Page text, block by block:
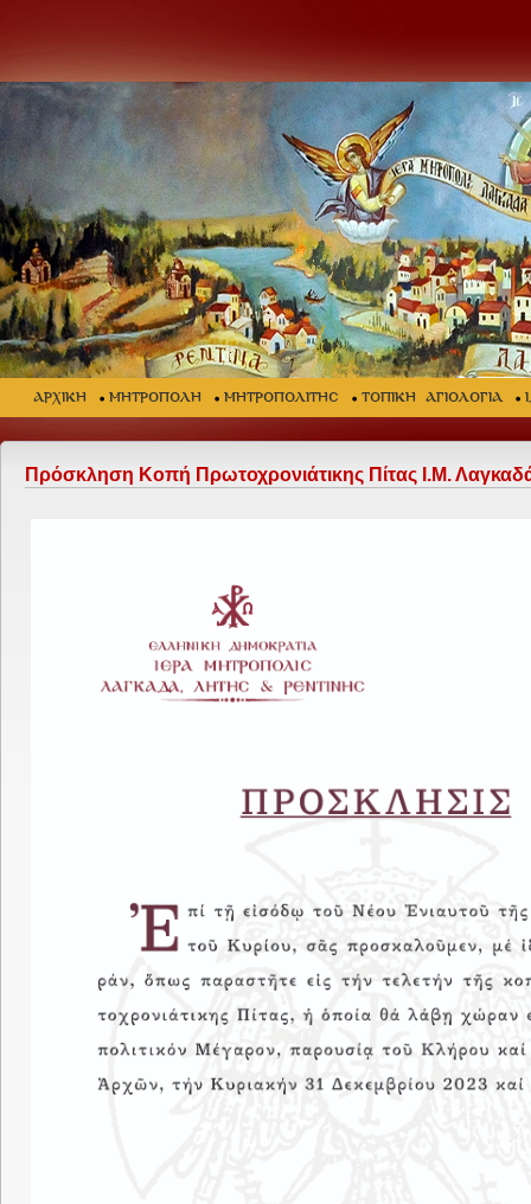
ΑΡΧΙΚΗ ΜΗΤΡΟΠΟΛΗ ΜΗΤΡΟΠΟΛΙΤΗΣ ΤΟΠΙΚΗ ΑΓΙΟΛΟΓΙΑ
Πρόσκληση Κοπή Πρωτοχρονιάτικης Πίτας Ι.Μ.